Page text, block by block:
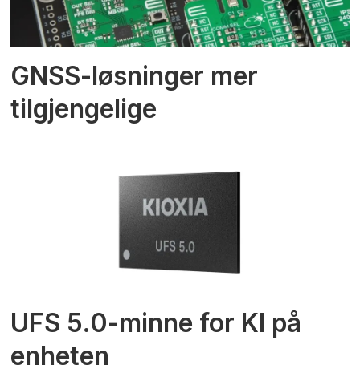
GNSS-løsninger mer
tilgjengelige
UFS 5.0-minne for KI på
enheten